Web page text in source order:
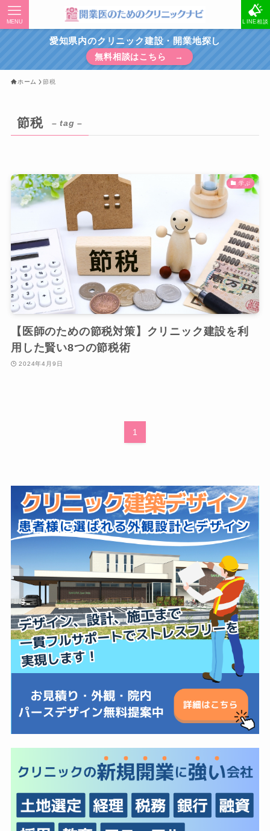
LINE相談
MENU
愛知県内のクリニック建設・開業地探し
無料相談はこちら →
ホーム 節税
節税 – tag –
学ぶ
【医師のための節税対策】クリニック建設を利
用した賢い8つの節税術
2024年4月9日
1